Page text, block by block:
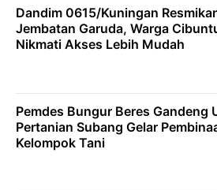
Dandim 0615/Kuningan
Jembatan Garuda, Warga
Nikmati Akses Lebih Mudah
Pemdes Bungur Beres Gandeng
Pertanian Subang Gelar
Kelompok Tani